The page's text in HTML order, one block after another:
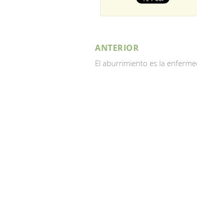
ANTERIOR
El aburrimiento es la